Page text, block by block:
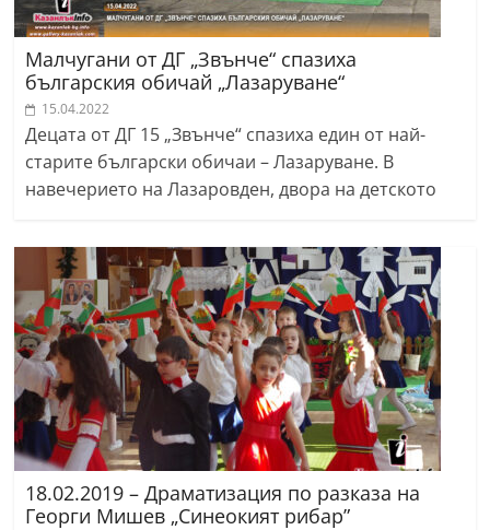
a
o
m
Малчугани от ДГ „Звънче“ спазиха
българския обичай „Лазаруване“
15.04.2022
Децата от ДГ 15 „Звънче“ спазиха един от най-
старите български обичаи – Лазаруване. В
навечерието на Лазаровден, двора на детското
18.02.2019 – Драматизация по разказа на
Георги Мишев „Синеокият рибар”